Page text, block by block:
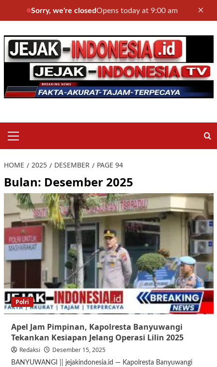
Sorry, we're closedOpens today at 9:00 am ×
to
content
Menu
HOME 2025 DESEMBER PAGE 94
Bulan: Desember 2025
Polri
Apel Jam Pimpinan, Kapolresta Banyuwangi
Tekankan Kesiapan Jelang Operasi Lilin 2025
Redaksi Desember 15, 2025
BANYUWANGI || jejakindonesia.id — Kapolresta Banyuwangi